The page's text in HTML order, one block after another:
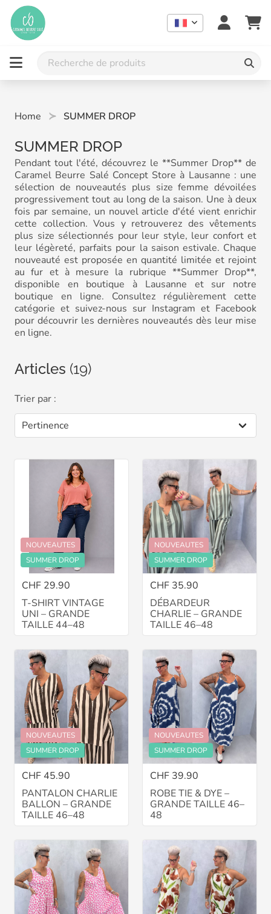
Home SUMMER DROP
SUMMER DROP
Pendant tout l'été, découvrez le **Summer Drop** de
Caramel Beurre Salé Concept Store à Lausanne : une
sélection de nouveautés plus size femme dévoilées
progressivement tout au long de la saison. Une à deux
fois par semaine, un nouvel article d'été vient enrichir
cette collection. Vous y retrouverez des vêtements
plus size sélectionnés pour leur style, leur confort et
leur légèreté, parfaits pour la saison estivale. Chaque
nouveauté est proposée en quantité limitée et rejoint
au fur et à mesure la rubrique **Summer Drop**,
disponible en boutique à Lausanne et sur notre
boutique en ligne. Consultez régulièrement cette
catégorie et suivez-nous sur Instagram et Facebook
pour découvrir les dernières nouveautés dès leur mise
en ligne.
Articles (19)
Trier par :
NOUVEAUTES
SUMMER DROP
CHF 29.90
T-SHIRT VINTAGE
UNI – GRANDE
TAILLE 44–48
NOUVEAUTES
SUMMER DROP
CHF 35.90
DÉBARDEUR
CHARLIE – GRANDE
TAILLE 46–48
NOUVEAUTES
SUMMER DROP
CHF 45.90
PANTALON CHARLIE
BALLON – GRANDE
TAILLE 46–48
NOUVEAUTES
SUMMER DROP
CHF 39.90
ROBE TIE & DYE –
GRANDE TAILLE 46–
48